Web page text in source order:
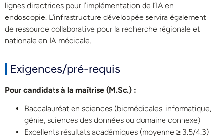
lignes directrices pour l’implémentation de l’IA en
endoscopie. L’infrastructure développée servira également
de ressource collaborative pour la recherche régionale et
nationale en IA médicale.
Exigences/pré-requis
Pour candidats à la maîtrise (M.Sc.) :
Baccalauréat en sciences (biomédicales, informatique,
génie, sciences des données ou domaine connexe)
Excellents résultats académiques (moyenne ≥ 3.5/4.3)